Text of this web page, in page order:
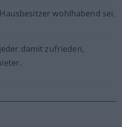
wohlhabend sei.
damit zufrieden,